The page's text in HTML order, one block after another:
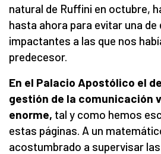
natural de Ruffini en octubre,
hasta ahora para evitar una
impactantes a las que nos
predecesor.
En el Palacio Apostólico el
gestión de la comunicación
enorme, tal y como hemos
estas páginas. A un
acostumbrado a supervisar